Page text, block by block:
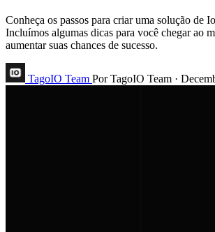
Conheça os passos para criar uma solução de
Incluímos algumas dicas para você chegar ao
aumentar suas chances de sucesso.
TagoIO Team Por TagoIO Team ·